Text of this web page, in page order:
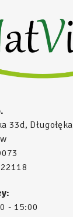
33d, Długołęka
- 15:00